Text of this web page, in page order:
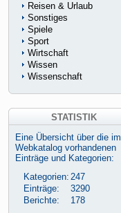
Reisen & Urlaub
Sonstiges
Spiele
Sport
Wirtschaft
Wissen
Wissenschaft
STATISTIK
Eine Übersicht über die im
Webkatalog vorhandenen
Einträge und Kategorien:
Kategorien: 247
Einträge:
3290
Berichte:
178